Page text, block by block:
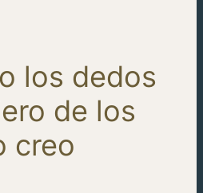
los dedos
de los
creo